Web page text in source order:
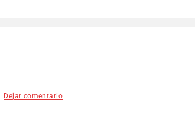
Dejar comentario